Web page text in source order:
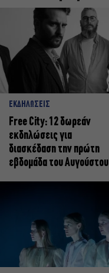
ΕΚΔΗΛΩΣΕΙΣ
Free City: 12 δωρεάν
εκδηλώσεις για
διασκέδαση την πρώτη
εβδομάδα του Αυγούστου